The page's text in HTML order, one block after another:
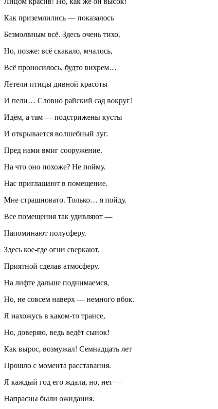
Как приземлились — показалось
Безмолвным всё. Здесь очень тихо.
Но, позже: всё скакало, мчалось,
Всё проносилось, будто вихрем…
Летели птицы дивной красоты
И пели… Словно райский сад вокруг!
Идём, а там — подстрижены кусты
И открывается волшебный луг.
Пред нами вмиг сооружение.
На что оно похоже? Не пойму.
Нас приглашают в помещение.
Мне страшновато. Только… я пойду.
Все помещения так удивляют —
Напоминают полусферу.
Здесь кое-где огни сверкают,
Приятной сделав атмосферу.
На лифте дальше поднимаемся,
Но, не совсем наверх — немного вбок.
Я нахожусь в каком-то трансе,
Но, доверяю, ведь ведёт сынок!
Как вырос, возмужал! Семнадцать лет
Прошло с момента расставания.
Я каждый год его ждала, но, нет —
Напрасны были ожидания.